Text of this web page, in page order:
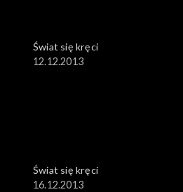
Świat się kręci
12.12.2013
Świat się kręci
16.12.2013